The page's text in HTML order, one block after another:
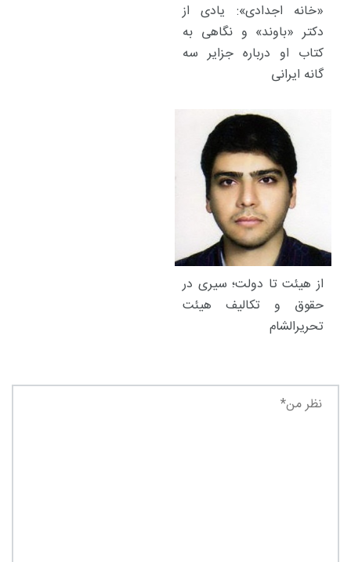
«خانه اجدادی»: یادی از
دکتر «باوند» و نگاهی به
کتاب او درباره جزایر سه
گانه ایرانی
از هیئت تا دولت؛ سیری در
حقوق و تکالیف هیئت
تحریرالشام